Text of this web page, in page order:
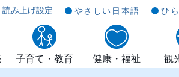
読み上げ設定 やさしい日本語 ひ
子育て・教育 健康・福祉 観